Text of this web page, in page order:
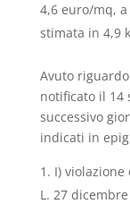
4,6 euro/mq,
stimata in 4,9
Avuto
notificato il 14
successivo
indicati in
I) violazione
L. 27